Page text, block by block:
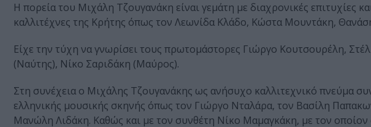
Η πορεία του Μιχάλη Τζουγανάκη είναι γεμάτη με διαχρονικές επιτυχίες
καλλιτέχνες της Κρήτης όπως τον Λεωνίδα Κλάδο, Κώστα Μουντάκη,
Είχε την τύχη να γνωρίσει τους πρωτομάστορες Γιώργο Κουτσουρέλη,
(Ναύτης), Νίκο Σαριδάκη (Μαύρος).
Στη συνέχεια ο Μιχάλης Τζουγανάκης ως ανήσυχο καλλιτεχνικό πνεύμα
ελληνικής μουσικής σκηνής όπως τον Γιώργο Νταλάρα, τον Βασίλη
Μανώλη Λιδάκη. Καθώς και με τον συνθέτη Νίκο Μαμαγκάκη, με τον